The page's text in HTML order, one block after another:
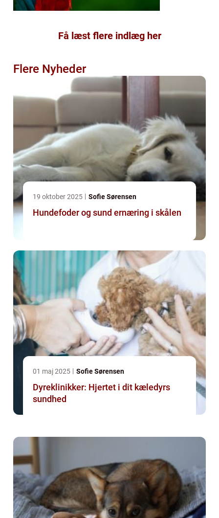
Få læst flere indlæg her
Flere Nyheder
19 oktober 2025 Sofie Sørensen
Hundefoder og sund ernæring i skålen
01 maj 2025 Sofie Sørensen
Dyreklinikker: Hjertet i dit kæledyrs
sundhed